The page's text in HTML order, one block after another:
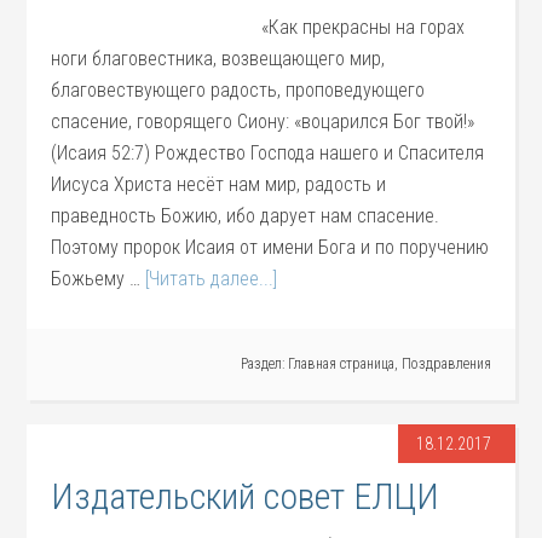
«Как прекрасны на горах
ноги благовестника, возвещающего мир,
благовествующего радость, проповедующего
спасение, говорящего Сиону: «воцарился Бог твой!»
(Исаия 52:7) Рождество Господа нашего и Спасителя
Иисуса Христа несёт нам мир, радость и
праведность Божию, ибо дарует нам спасение.
Поэтому пророк Исаия от имени Бога и по поручению
Божьему … [Читать далее...]
Раздел: Главная страница, Поздравления
18.12.2017
Издательский совет ЕЛЦИ